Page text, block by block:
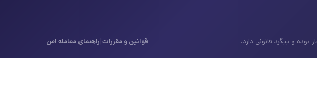
قوانین و مقررات|راهنمای معامله امن